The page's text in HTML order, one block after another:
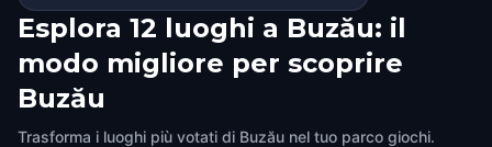
Esplora 12 luoghi a Buzău: il
modo migliore per scoprire
Buzău
Trasforma i luoghi più votati di Buzău nel tuo parco giochi.